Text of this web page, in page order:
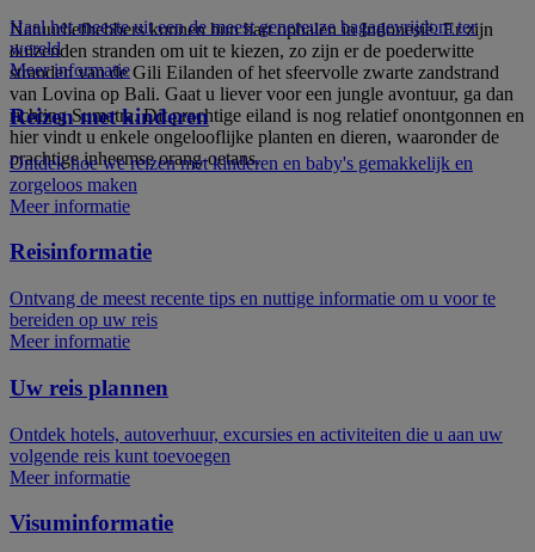
Natuurliefhebbers kunnen hun hart ophalen in Indonesië. Er zijn
duizenden stranden om uit te kiezen, zo zijn er de poederwitte
stranden van de Gili Eilanden of het sfeervolle zwarte zandstrand
van Lovina op Bali. Gaat u liever voor een jungle avontuur, ga dan
richting Sumatra. Dit prachtige eiland is nog relatief onontgonnen en
hier vindt u enkele ongelooflijke planten en dieren, waaronder de
prachtige inheemse orang-oetans.
Haal het meeste uit een de meest genereuze bagagevrijdom ter
wereld
Meer informatie
Reizen met kinderen
Ontdek hoe we reizen met kinderen en baby's gemakkelijk en
zorgeloos maken
Meer informatie
Reisinformatie
Ontvang de meest recente tips en nuttige informatie om u voor te
bereiden op uw reis
Meer informatie
Uw reis plannen
Ontdek hotels, autoverhuur, excursies en activiteiten die u aan uw
volgende reis kunt toevoegen
Meer informatie
Visuminformatie